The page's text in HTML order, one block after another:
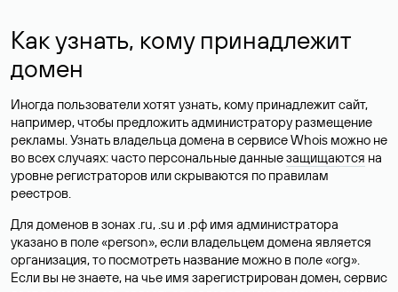
Как узнать, кому принадлежит
домен
Иногда пользователи хотят узнать, кому принадлежит сайт,
например, чтобы предложить администратору размещение
рекламы. Узнать владельца домена в сервисе Whois можно не
во всех случаях: часто персональные данныезащищаются на
уровне регистраторов или скрываются по правилам
реестров.
Для доменов в зонах .ru, .su и .рф имя администратора
указано в поле «person», если владельцем домена является
организация, то посмотреть название можно в поле «org».
Если вы не знаете, на чье имя зарегистрирован домен, сервис